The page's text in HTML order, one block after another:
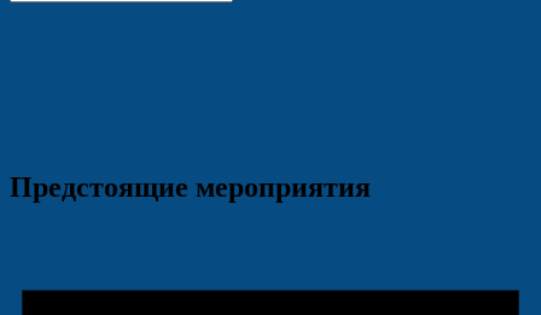
Предстоящие мероприятия